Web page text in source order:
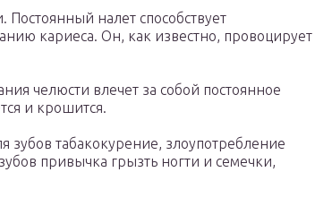
налет способствует
кариеса. Он, как известно, провоцирует
челюсти влечет за собой постоянное
и крошится.
табакокурение, злоупотребление
привычка грызть ногти и семечки,